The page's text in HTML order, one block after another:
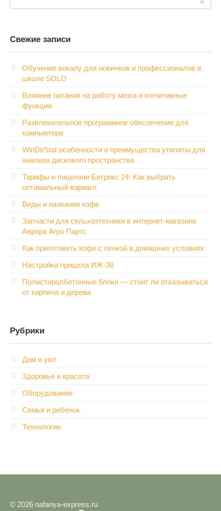
Свежие записи
Обучение вокалу для новичков и профессионалов в
школе SOLO
Влияние питания на работу мозга и когнитивные
функции
Развлекательное программное обеспечение для
компьютера
WinDirStat особенности и преимущества утилиты для
анализа дискового пространства
Тарифы и лицензии Битрикс 24: Как выбрать
оптимальный вариант
Виды и названия кофе
Запчасти для сельхозтехники в интернет-магазине
Аврора Агро Партс
Как приготовить кофе с пенкой в домашних условиях
Настройка прицела ИЖ‑38
Полистиролбетонные блоки — стоит ли отказываться
от кирпича и дерева
Рубрики
Дом и уют
Здоровье и красота
Оборудование
Семья и ребенок
Технологии
© 2026 nafanya-express.ru